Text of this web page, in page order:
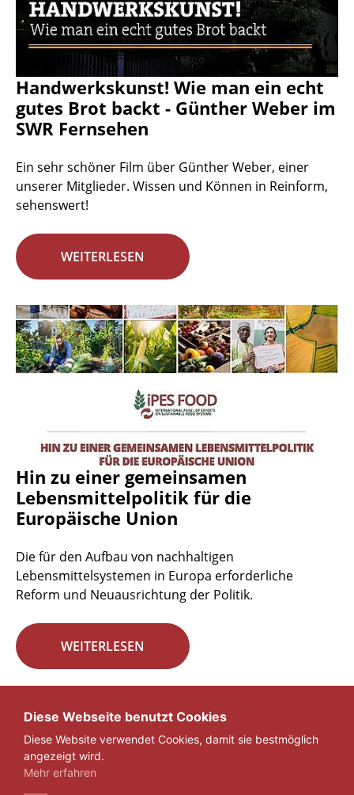
Handwerkskunst! Wie man ein echt
gutes Brot backt - Günther Weber im
SWR Fernsehen
Ein sehr schöner Film über Günther Weber, einer
unserer Mitglieder. Wissen und Können in Reinform,
sehenswert!
WEITERLESEN
Hin zu einer gemeinsamen
Lebensmittelpolitik für die
Europäische Union
Die für den Aufbau von nachhaltigen
Lebensmittelsystemen in Europa erforderliche
Reform und Neuausrichtung der Politik.
WEITERLESEN
« 1 ... 27 28 29
Diese Webseite benutzt Cookies
Diese Website verwendet Cookies, damit sie bestmöglich
angezeigt wird.
Mehr erfahren